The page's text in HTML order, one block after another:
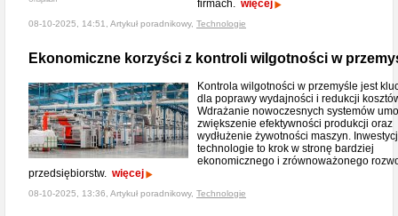
firmach. więcej
08-10-2025, 14:51, Artykuł poradnikowy, Technologie
Ekonomiczne korzyści z kontroli wilgotności w
Kontrola wilgotności w przemyśle jest
dla poprawy wydajności i redukcji
Wdrażanie nowoczesnych systemów
zwiększenie efektywności produkcji oraz
wydłużenie żywotności maszyn.
technologie to krok w stronę bardziej
ekonomicznego i zrównoważonego
przedsiębiorstw. więcej
08-10-2025, 13:36, Artykuł poradnikowy, Technologie